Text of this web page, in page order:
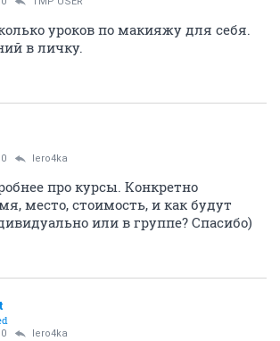
уроков по макияжу для себя.
в личку.
lero4ka
про курсы. Конкретно
место, стоимость, и как будут
или в группе? Спасибо)
lero4ka